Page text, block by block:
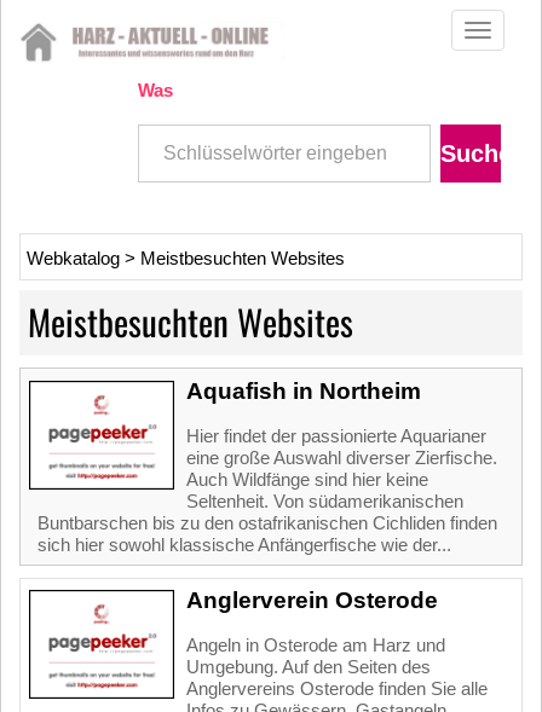
Toggle
Was
Webkatalog > Meistbesuchten Websites
Meistbesuchten Websites
Aquafish in Northeim
Hier findet der passionierte Aquarianer
eine große Auswahl diverser Zierfische.
Auch Wildfänge sind hier keine
Seltenheit. Von südamerikanischen
Buntbarschen bis zu den ostafrikanischen Cichliden finden
sich hier sowohl klassische Anfängerfische wie der...
Anglerverein Osterode
Angeln in Osterode am Harz und
Umgebung. Auf den Seiten des
Anglervereins Osterode finden Sie alle